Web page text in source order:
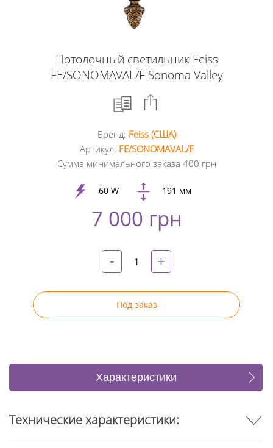
Потолочный светильник Feiss
FE/SONOMAVAL/F Sonoma Valley
Facebook
Twitter
Pinterest
Бренд: Feiss (США)
Артикул: FE/SONOMAVAL/F
Сумма минимального заказа 400 грн
60 W 191 мм
7 000 грн
- +
Под заказ
Характеристики
Коллекция (5)
Отзывы
Технические характеристики: